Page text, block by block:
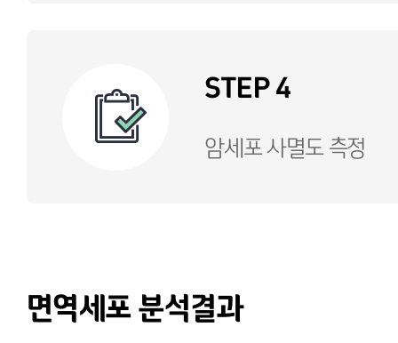
STEP 4
암세포 사멸도 측정
면역세포 분석결과